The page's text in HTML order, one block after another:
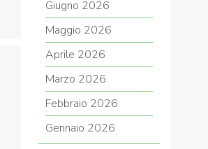
COVID-19
Giugno 2026
Maggio 2026
Aprile 2026
Marzo 2026
Febbraio 2026
Gennaio 2026